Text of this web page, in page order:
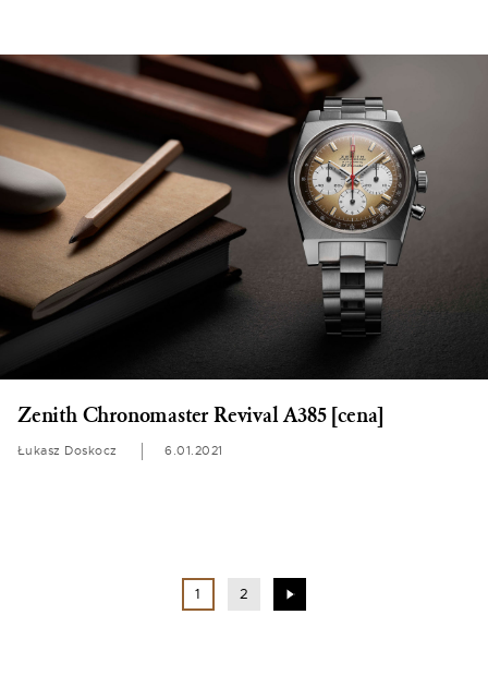
Zenith Chronomaster Revival A385 [cena]
Łukasz Doskocz 6.01.2021
1 2